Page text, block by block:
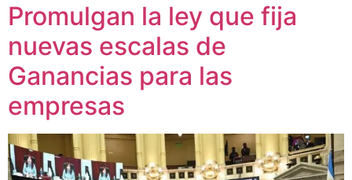
Promulgan la ley que fija
nuevas escalas de
Ganancias para las
empresas